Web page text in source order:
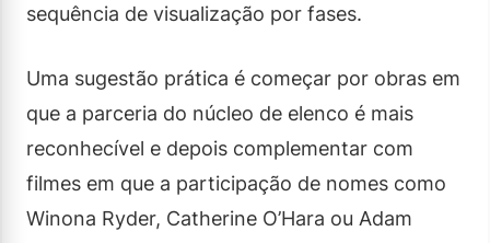
sequência de visualização por fases.
Uma sugestão prática é começar por obras em
que a parceria do núcleo de elenco é mais
reconhecível e depois complementar com
filmes em que a participação de nomes como
Winona Ryder, Catherine O’Hara ou Adam